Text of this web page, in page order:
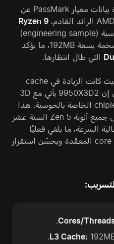
كشف تسريب ضخم من قاعدة بيانات معيار PassMark عن
Ryzen 9
. وتُظهر عيّنة هندسية (engineering sample)
ضخمة بسعة 192MB، ما يؤكد
التي طال انتظارها.
على عكس الأجيال السابقة، حيث كانت الزيادة في cache
محصورة في CCD واحد، يُقال إن 9950X3D2 يأتي مع 3D
V-Cache مكدّس على كلا chiplets الخاصة بالحوسبة. هذا
التصميم المتناظر يضمن حصول جميع أنوية Zen 5 الستة عشر
السرعة، ما يلغي فعليًا
الحاجة إلى برمجيات core parking المعقّدة ويحسّن استقرار
Cores/
L3 Cache: